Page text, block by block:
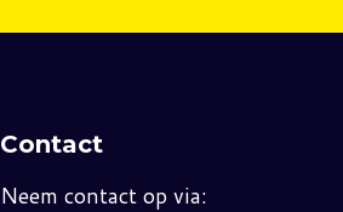
Contact
Neem contact op via: